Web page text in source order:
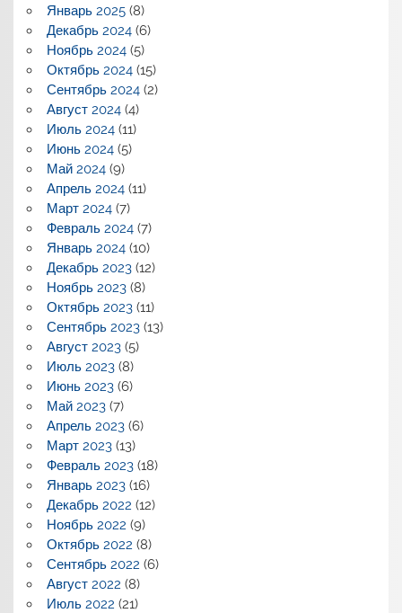
Январь 2025(8)
Декабрь 2024(6)
Ноябрь 2024(5)
Октябрь 2024(15)
Сентябрь 2024(2)
Август 2024(4)
Июль 2024(11)
Июнь 2024(5)
Май 2024(9)
Апрель 2024(11)
Март 2024(7)
Февраль 2024(7)
Январь 2024(10)
Декабрь 2023(12)
Ноябрь 2023(8)
Октябрь 2023(11)
Сентябрь 2023(13)
Август 2023(5)
Июль 2023(8)
Июнь 2023(6)
Май 2023(7)
Апрель 2023(6)
Март 2023(13)
Февраль 2023(18)
Январь 2023(16)
Декабрь 2022 (12)
Ноябрь 2022 (9)
Октябрь 2022 (8)
Сентябрь 2022 (6)
Август 2022 (8)
Июль 2022 (21)